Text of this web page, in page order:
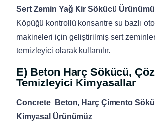
Sert Zemin Yağ Kir Sökücü
Köpüğü kontrollü konsantre su bazlı
makineleri için geliştirilmiş sert
temizleyici olarak kullanılır.
E) Beton Harç Sökücü,
Temizleyici Kimyasallar
Concrete Beton, Harç Çimento
Kimyasal Ürünümüz